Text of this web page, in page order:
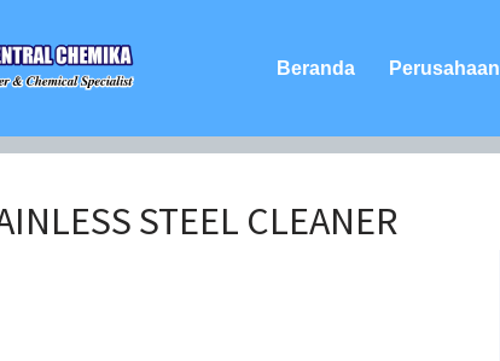
Beranda Perusahaan
STEEL CLEANER